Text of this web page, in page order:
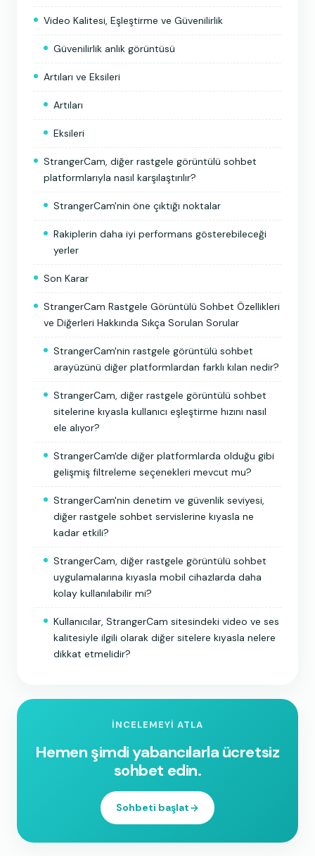
Video Kalitesi, Eşleştirme ve Güvenilirlik
Güvenilirlik anlık görüntüsü
Artıları ve Eksileri
Artıları
Eksileri
StrangerCam, diğer rastgele görüntülü sohbet
platformlarıyla nasıl karşılaştırılır?
StrangerCam'nin öne çıktığı noktalar
Rakiplerin daha iyi performans gösterebileceği
yerler
Son Karar
StrangerCam Rastgele Görüntülü Sohbet Özellikleri
ve Diğerleri Hakkında Sıkça Sorulan Sorular
StrangerCam'nin rastgele görüntülü sohbet
arayüzünü diğer platformlardan farklı kılan nedir?
StrangerCam, diğer rastgele görüntülü sohbet
sitelerine kıyasla kullanıcı eşleştirme hızını nasıl
ele alıyor?
StrangerCam'de diğer platformlarda olduğu gibi
gelişmiş filtreleme seçenekleri mevcut mu?
StrangerCam'nin denetim ve güvenlik seviyesi,
diğer rastgele sohbet servislerine kıyasla ne
kadar etkili?
StrangerCam, diğer rastgele görüntülü sohbet
uygulamalarına kıyasla mobil cihazlarda daha
kolay kullanılabilir mi?
Kullanıcılar, StrangerCam sitesindeki video ve ses
kalitesiyle ilgili olarak diğer sitelere kıyasla nelere
dikkat etmelidir?
İNCELEMEYI ATLA
Hemen şimdi yabancılarla ücretsiz
sohbet edin.
Sohbeti başlat